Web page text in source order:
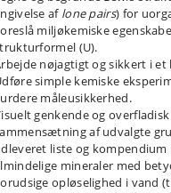
giver en
gruppers kemi.
af lone pairs) for
miljøkemiske
(U).
nøjagtigt og sikkert i
simple kemiske
måleusikkerhed.
genkende og
af udvalgte
liste og kompendium
mineraler med
opløselighed i vand